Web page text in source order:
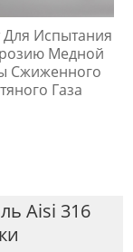
Для Испытания
Медной
Сжиженного
Газа
Aisi 316